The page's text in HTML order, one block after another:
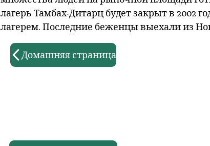
лагерь Тамбах-Дитарц будет закрыт в 2002
лагерем. Последние беженцы выехали из
Домашняя страница